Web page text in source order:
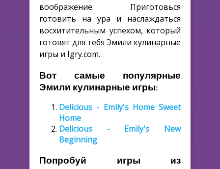
воображение. Приготовься
готовить на ура и наслаждаться
восхитительным успехом, который
готовят для тебя Эмили кулинарные
игры и Igry.com.
Вот самые популярные
Эмили кулинарные игры:
Delicious - Emily's Home Sweet
Home
Delicious - Emily's New
Beginning
Попробуй игры из